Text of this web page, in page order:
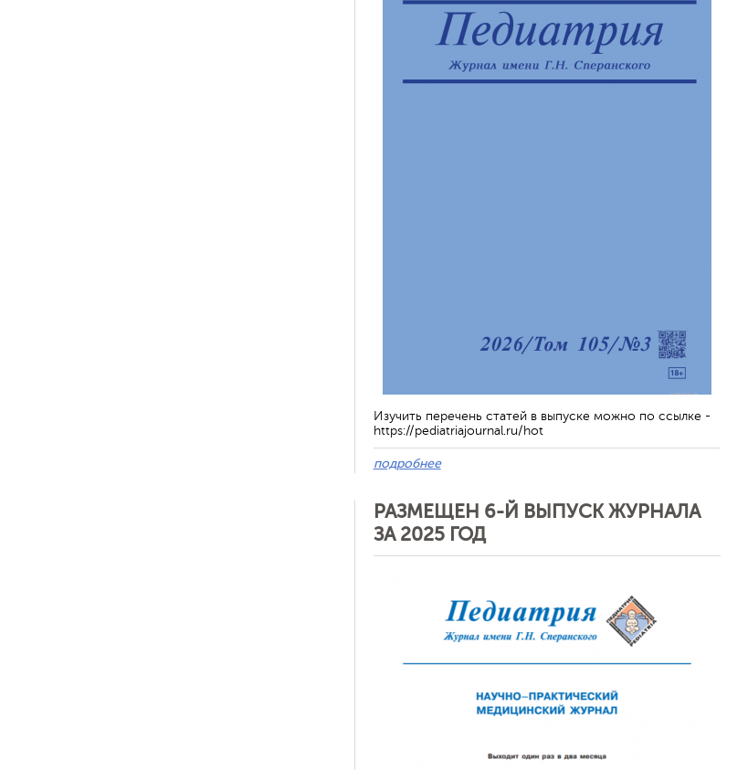
Изучить перечень статей в выпуске можно по ссылке -
https://pediatriajournal.ru/hot
подробнее
РАЗМЕЩЕН 6-Й ВЫПУСК ЖУРНАЛА
ЗА 2025 ГОД